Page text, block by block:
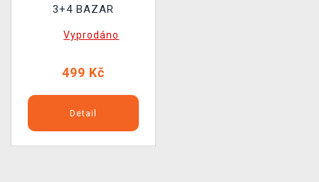
3+4 BAZAR
Vyprodáno
499 Kč
Detail